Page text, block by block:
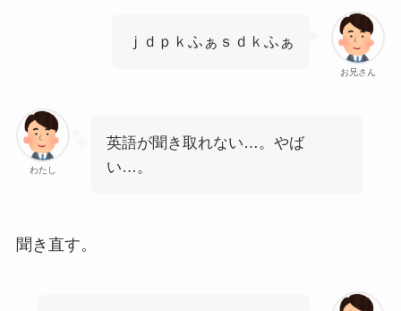
お兄さん
ｊｄｐｋふぁｓｄｋふぁ
わたし
英語が聞き取れない…。やば
い…。
聞き直す。